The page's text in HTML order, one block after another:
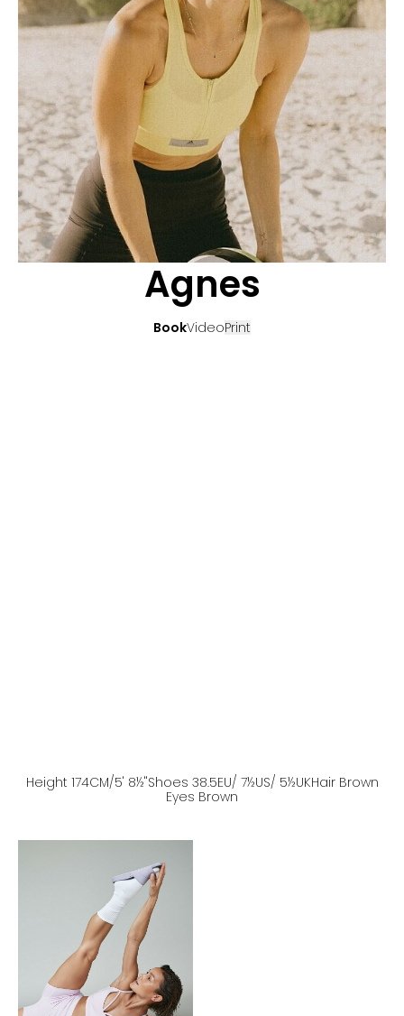
POP MUSICIENS
TALENTS INTERNATIONAUX
CANDIDATURE
NOS AGENCES
FRANCE
SUISSE
Agnes
BookVideoPrint
Height 174CM/5' 8½''Shoes 38.5EU/ 7½US/ 5½UKHair Brown
Eyes Brown